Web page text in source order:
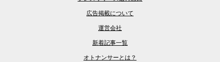
広告掲載について
運営会社
新着記事一覧
オトナンサーとは？